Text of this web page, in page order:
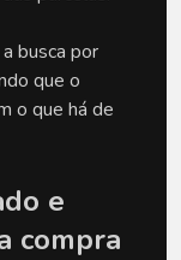
busca por
que o
o que há de
e
compra